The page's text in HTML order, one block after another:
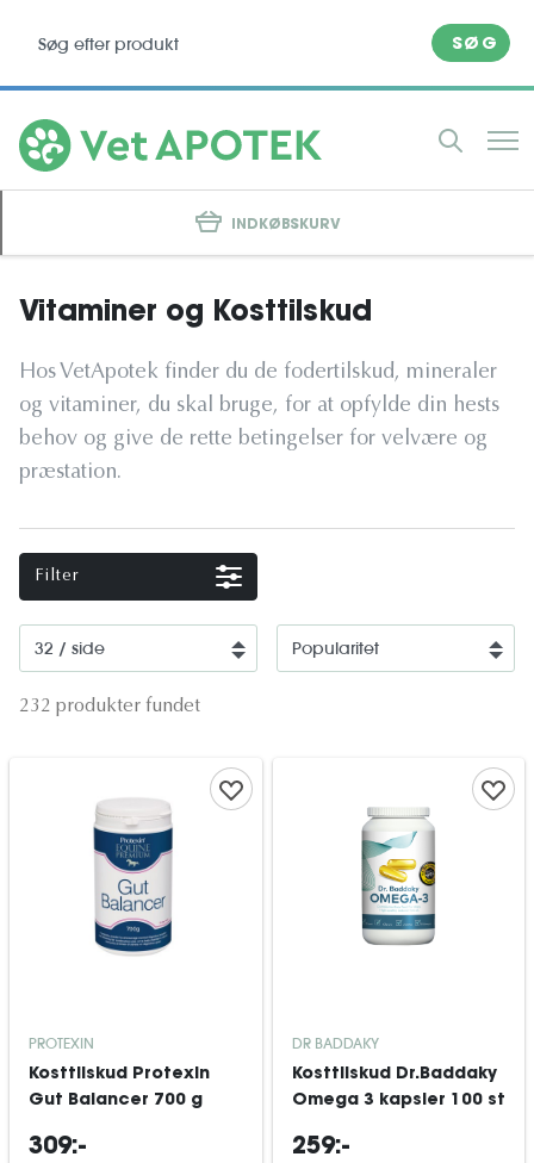
SØG
INDKØBSKURV
Vitaminer og Kosttilskud
Hos VetApotek finder du de fodertilskud, mineraler
og vitaminer, du skal bruge, for at opfylde din hests
behov og give de rette betingelser for velvære og
præstation.
Filter
232 produkter fundet
PROTEXIN
Kosttilskud Protexin
Gut Balancer 700 g
309:-
DR BADDAKY
Kosttilskud Dr.Baddaky
Omega 3 kapsler 100 st
259:-